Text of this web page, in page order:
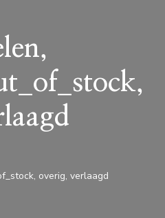
overig, verlaagd